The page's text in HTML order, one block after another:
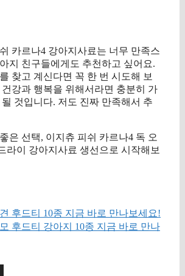
카르나4 강아지사료는 너무 만족스
지 친구들에게도 추천하고 싶어요.
찾고 계신다면 꼭 한 번 시도해 보
강과 행복을 위해서라면 충분히 가
것입니다. 저도 진짜 만족해서 추
은 선택, 이지츄 피쉬 카르나4 독 오
라이 강아지사료 생선으로 시작해보
후드티 10종 지금 바로 만나보세요!
후드티 강아지 10종 지금 바로 만나